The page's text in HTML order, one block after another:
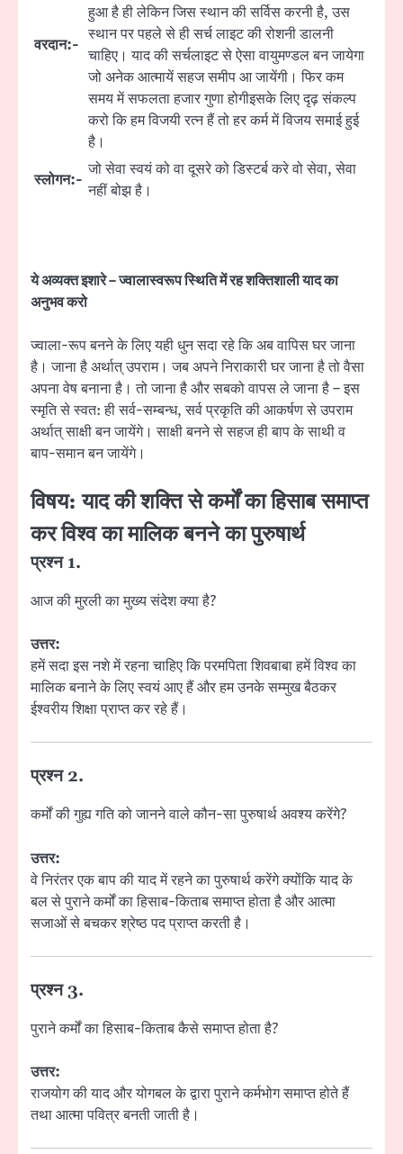
वरदान:-
हुआ है ही लेकिन जिस स्थान की सर्विस करनी है, उस
स्थान पर पहले से ही सर्च लाइट की रोशनी डालनी
चाहिए। याद की सर्चलाइट से ऐसा वायुमण्डल बन जायेगा
जो अनेक आत्मायें सहज समीप आ जायेंगी। फिर कम
समय में सफलता हजार गुणा होगीइसके लिए दृढ़ संकल्प
करो कि हम विजयी रत्न हैं तो हर कर्म में विजय समाई हुई
है।
स्लोगन:-
जो सेवा स्वयं को वा दूसरे को डिस्टर्ब करे वो सेवा, सेवा
नहीं बोझ है।
ये अव्यक्त इशारे – ज्वालास्वरूप स्थिति में रह शक्तिशाली याद का
अनुभव करो
ज्वाला-रूप बनने के लिए यही धुन सदा रहे कि अब वापिस घर जाना
है। जाना है अर्थात् उपराम। जब अपने निराकारी घर जाना है तो वैसा
अपना वेष बनाना है। तो जाना है और सबको वापस ले जाना है – इस
स्मृति से स्वत: ही सर्व-सम्बन्ध, सर्व प्रकृति की आकर्षण से उपराम
अर्थात् साक्षी बन जायेंगे। साक्षी बनने से सहज ही बाप के साथी व
बाप-समान बन जायेंगे।
विषय:याद की शक्ति से कर्मों का हिसाब समाप्त
कर विश्व का मालिक बनने का पुरुषार्थ
प्रश्न 1.
आज की मुरली का मुख्य संदेश क्या है?
उत्तर:
हमें सदा इस नशे में रहना चाहिए कि परमपिता शिवबाबा हमें विश्व का
मालिक बनाने के लिए स्वयं आए हैं और हम उनके सम्मुख बैठकर
ईश्वरीय शिक्षा प्राप्त कर रहे हैं।
प्रश्न 2.
कर्मों की गुह्य गति को जानने वाले कौन-सा पुरुषार्थ अवश्य करेंगे?
उत्तर:
वे निरंतर एक बाप की याद में रहने का पुरुषार्थ करेंगे क्योंकि याद के
बल से पुराने कर्मों का हिसाब-किताब समाप्त होता है और आत्मा
सजाओं से बचकर श्रेष्ठ पद प्राप्त करती है।
प्रश्न 3.
पुराने कर्मों का हिसाब-किताब कैसे समाप्त होता है?
उत्तर:
राजयोग की याद और योगबल के द्वारा पुराने कर्मभोग समाप्त होते हैं
तथा आत्मा पवित्र बनती जाती है।